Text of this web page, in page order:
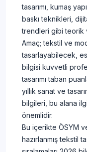
tasarımı, kumaş
baskı teknikleri,
trendleri gibi teorik
Amaç; tekstil ve
tasarlayabilecek,
bilgisi kuvvetli
tasarımı taban
yıllık sanat ve
bilgileri, bu alana
önemlidir.
Bu içerikte ÖSYM
hazırlanmış tekstil